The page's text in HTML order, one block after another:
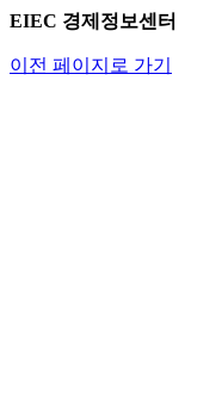
EIEC 경제정보센터
이전 페이지로 가기